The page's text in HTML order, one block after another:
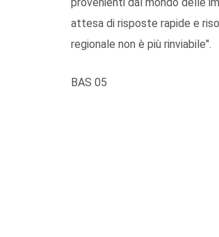
attesa di risposte rapide e
regionale non è più rinviabile".
BAS 05